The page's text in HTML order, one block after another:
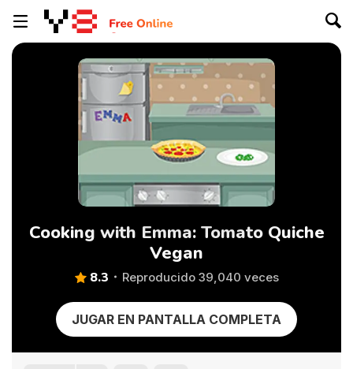
Cooking with Emma: Tomato Quiche
Vegan
8.3 Reproducido 39,040 veces
JUGAR EN PANTALLA COMPLETA